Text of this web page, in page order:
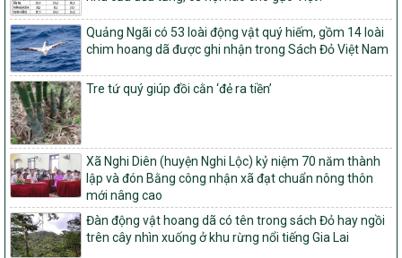
tộc thiểu số và miền núi giai đoạn 2026 – 2030
1451/QĐ-UBND
Phê duyệt danh sách các xã thuộc nhóm 1, nhóm 2, nhóm 3
trong xây dựng nông thôn mới giai đoạn 2026-2030 trên địa bàn
tỉnh Nghệ An
103/PTNT-NTM
Về việc đăng ký thực hiện Dự án liên kết theo chuỗi giá trị thuộc
Dự án 2 – Chương trình Mục tiêu quốc gia Giảm nghèo bền vững
giai đoạn 2021-2025 được kéo dài sang năm 2026
827/QĐ-BNNMT
Quyết định Ban hành Kế hoạch triển khai thực hiện Chương trình
mục tiêu quốc gia xây dựng nông thôn mới, giảm nghèo bền
vững và phát triển kinh tế – xã hội vùng đồng bào dân tộc thiểu
Quảng Ngãi có 53 loài động vật quý hiếm, gồm 14 loài
chim hoang dã được ghi nhận trong Sách Đỏ Việt Nam
Tre tứ quý giúp đồi cằn ‘đẻ ra tiền’
Xã Nghi Diên (huyện Nghi Lộc) kỷ niệm 70 năm thành
lập và đón Bằng công nhận xã đạt chuẩn nông thôn
mới nâng cao
Đàn động vật hoang dã có tên trong sách Đỏ hay ngồi
trên cây nhìn xuống ở khu rừng nổi tiếng Gia Lai